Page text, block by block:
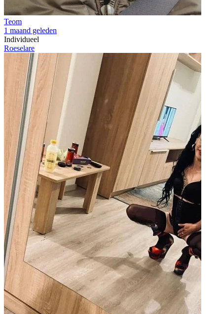
Teom
1 maand geleden
Individueel
Roeselare